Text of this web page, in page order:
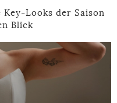
Looks der Saison
Blick